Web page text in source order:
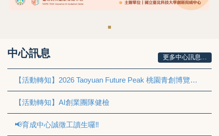
中心訊息
【活動轉知】2026 Taoyuan Future Peak 桃園青創博覽會與BIOMED-X
【活動轉知】AI創業團隊健檢
📢育成中心誠徵工讀生囉‼
更多中心訊息...